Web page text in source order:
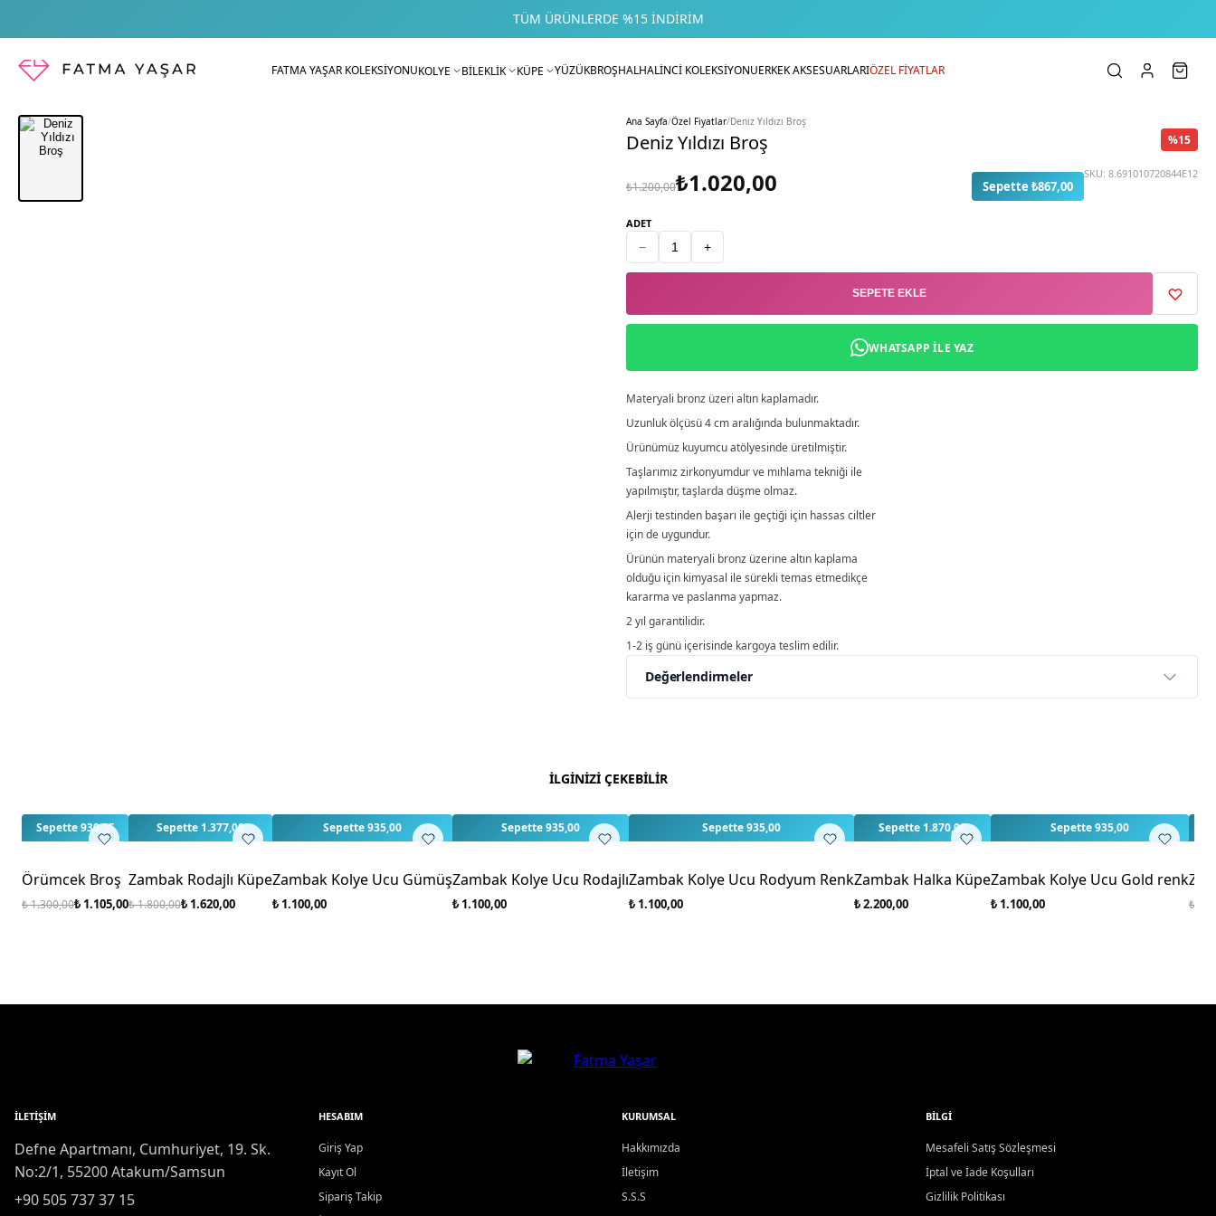
TÜM ÜRÜNLERDE %15 İNDIRIM
FATMA YAŞAR KOLEKSİYONUKOLYE BİLEKLİK KÜPE YÜZÜKBROŞHALHALİNCİ KOLEKSİYONUERKEK AKSESUARLARIÖZEL FİYATLAR
Ana Sayfa/Özel Fiyatlar/Deniz Yıldızı Broş
Deniz Yıldızı Broş %15
₺1.200,00₺1.020,00 Sepette ₺867,00
SKU: 8.691010720844E12
ADET
− +
SEPETE EKLE
WHATSAPP ILE YAZ
Materyali bronz üzeri altın kaplamadır.
Uzunluk ölçüsü 4 cm aralığında bulunmaktadır.
Ürünümüz kuyumcu atölyesinde üretilmiştir.
Taşlarımız zirkonyumdur ve mıhlama tekniği ile
yapılmıştır, taşlarda düşme olmaz.
Alerji testinden başarı ile geçtiği için hassas ciltler
için de uygundur.
Ürünün materyali bronz üzerine altın kaplama
olduğu için kimyasal ile sürekli temas etmedikçe
kararma ve paslanma yapmaz.
2 yıl garantilidir.
1-2 iş günü içerisinde kargoya teslim edilir.
Değerlendirmeler
Bu ürün için henüz değerlendirme yapılmamış. İlk yorumu siz yapın!
İLGİNİZİ ÇEKEBİLİR
%15
Sepette 939,25
Örümcek Broş
₺ 1.300,00₺ 1.105,00
%10Sepette 1.377,00
Zambak Rodajlı Küpe
₺ 1.800,00₺ 1.620,00
Sepette 935,00
Zambak Kolye Ucu Gümüş
₺ 1.100,00
Sepette 935,00
Zambak Kolye Ucu Rodajlı
₺ 1.100,00
Sepette 935,00
Zambak Kolye Ucu Rodyum Renk
₺ 1.100,00
Sepette 1.870,00
Zambak Halka Küpe
₺ 2.200,00
Sepette 935,00
Zambak Kolye Ucu Gold renk
₺ 1.100,00 ₺
İLETIŞIM
Defne Apartmanı, Cumhuriyet, 19. Sk.
No:2/1, 55200 Atakum/Samsun
+90 505 737 37 15
HESABIM
Giriş Yap
Kayıt Ol
Sipariş Takip
KURUMSAL
Hakkımızda
İletişim
S.S.S
BILGI
Mesafeli Satış Sözleşmesi
İptal ve İade Koşulları
Gizlilik Politikası